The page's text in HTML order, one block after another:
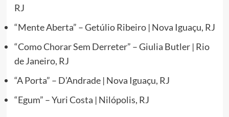
RJ
“Mente Aberta” – Getúlio Ribeiro | Nova Iguaçu, RJ
“Como Chorar Sem Derreter” – Giulia Butler | Rio
de Janeiro, RJ
“A Porta” – D’Andrade | Nova Iguaçu, RJ
“Egum” – Yuri Costa | Nilópolis, RJ